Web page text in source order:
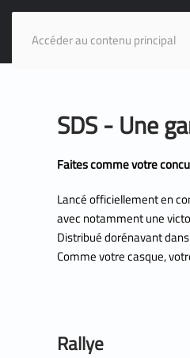
Accéder au contenu principal
PLATEFORME CKP
SDS - Une
Faites comme votre
Lancé officiellement en
avec notamment une
Distribué dorénavant
Comme votre casque,
Rallye